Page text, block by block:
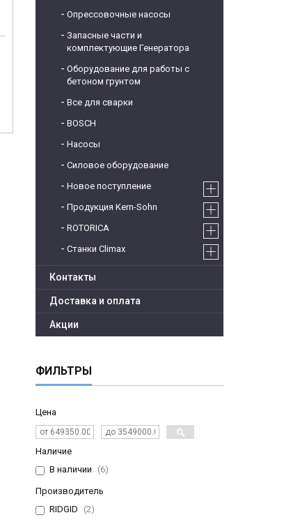
Опрессовочные насосы
Запасные части и
комплектующие Генератора
Оборудование для работы с
бетоном грунтом
Все для сварки
BOSCH
Насосы
Силовое оборудование
Новое поступление
Продукция Kern-Sohn
ROTORICA
Станки Climax
Контакты
Доставка и оплата
Акции
ФИЛЬТРЫ
Цена
Наличие
В наличии
6
Производитель
RIDGID
2